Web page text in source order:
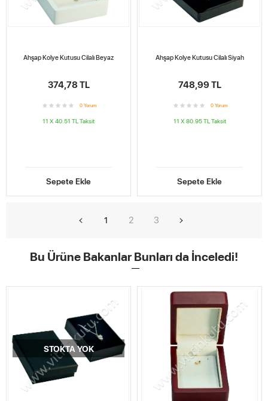
Ahşap Kolye Kutusu Cilalı Beyaz
374,78 TL
0 Yorum
11 X 40.51 TL Taksit
Sepete Ekle
Ahşap Kolye Kutusu Cilalı Siyah
748,99 TL
0 Yorum
11 X 80.95 TL Taksit
Sepete Ekle
1 2 3
Bu Ürüne Bakanlar Bunları da İnceledi!
STOKTA YOK